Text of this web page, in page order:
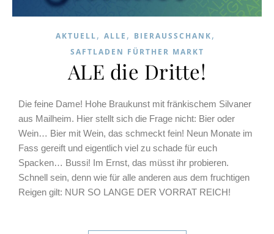
AKTUELL, ALLE , BIERAUSSCHANK,
SAFTLADEN FÜRTHER MARKT
ALE die Dritte!
Die feine Dame! Hohe Braukunst mit fränkischem Silvaner
aus Mailheim. Hier stellt sich die Frage nicht: Bier oder
Wein… Bier mit Wein, das schmeckt fein! Neun Monate im
Fass gereift und eigentlich viel zu schade für euch
Spacken… Bussi! Im Ernst, das müsst ihr probieren.
Schnell sein, denn wie für alle anderen aus dem fruchtigen
Reigen gilt: NUR SO LANGE DER VORRAT REICH!